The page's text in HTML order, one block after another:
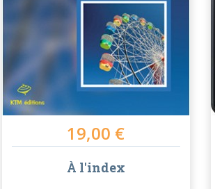
19,00 €
À l'index